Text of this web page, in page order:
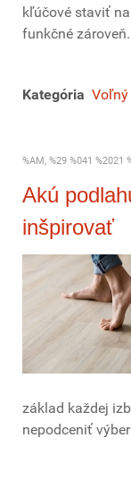
kľúčové staviť
funkčné zároveň.
Kategória Voľný
%AM, %29 %041 %2021
Akú
inšpirovať
základ každej
nepodceniť